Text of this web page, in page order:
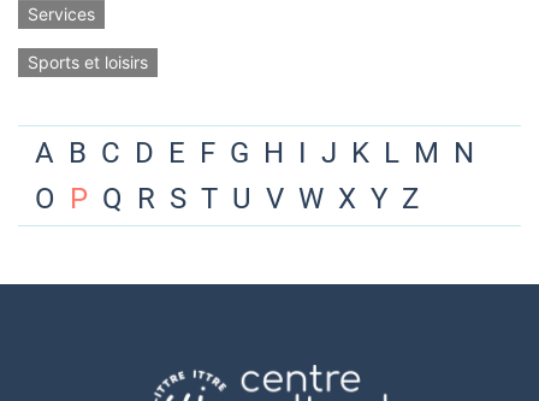
Services
Sports et loisirs
A B C D E F G H I J K L M N
O P Q R S T U V W X Y Z